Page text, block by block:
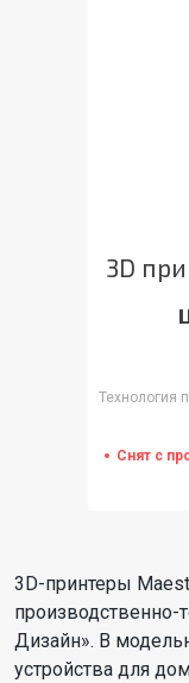
3D
Технология
Снят с
3D-принтеры
Дизайн». В
устройства для